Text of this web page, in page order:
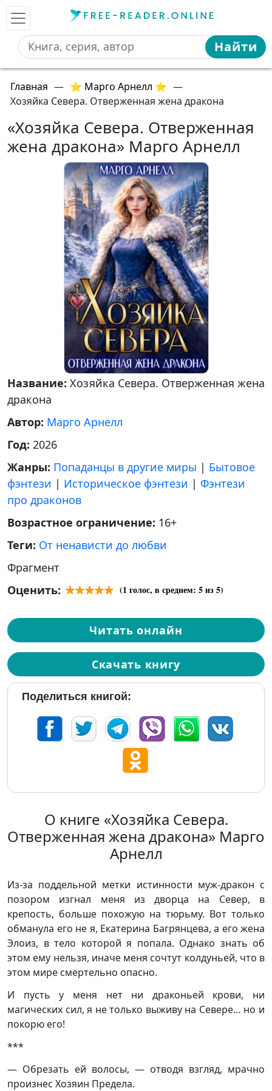
Найти
Главная — ⭐ Марго Арнелл ⭐ —
Хозяйка Севера. Отверженная жена дракона
«Хозяйка Севера. Отверженная
жена дракона» Марго Арнелл
Название: Хозяйка Севера. Отверженная жена
дракона
Автор: Марго Арнелл
Год: 2026
Жанры: Попаданцы в другие миры | Бытовое
фэнтези | Историческое фэнтези | Фэнтези
про драконов
Возрастное ограничение: 16+
Теги: От ненависти до любви
Фрагмент
Оценить:
(1 голос, в среднем: 5из 5)
Читать онлайн
Скачать книгу
Поделиться книгой:
О книге «Хозяйка Севера.
Отверженная жена дракона» Марго
Арнелл
Из-за поддельной метки истинности муж-дракон с
позором изгнал меня из дворца на Север, в
крепость, больше похожую на тюрьму. Вот только
обманула его не я, Екатерина Багрянцева, а его жена
Элоиз, в тело которой я попала. Однако знать об
этом ему нельзя, иначе меня сочтут колдуньей, что в
этом мире смертельно опасно.
И пусть у меня нет ни драконьей крови, ни
магических сил, я не только выживу на Севере… но и
покорю его!
***
— Обрезать ей волосы, — отводя взгляд, мрачно
произнес Хозяин Предела.